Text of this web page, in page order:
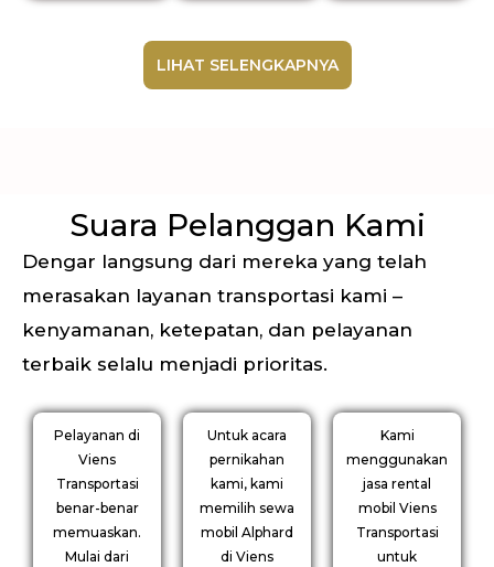
LIHAT SELENGKAPNYA
Suara Pelanggan Kami
Dengar langsung dari mereka yang telah
merasakan layanan transportasi kami –
kenyamanan, ketepatan, dan pelayanan
terbaik selalu menjadi prioritas.
Pelayanan di
Viens
Transportasi
benar-benar
memuaskan.
Mulai dari
Untuk acara
pernikahan
kami, kami
memilih sewa
mobil Alphard
di Viens
Kami
menggunakan
jasa rental
mobil Viens
Transportasi
untuk